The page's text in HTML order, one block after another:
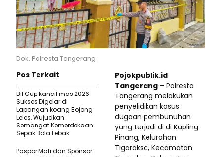
Dok. Polresta Tangerang
Pojokpublik.id
Tangerang – Polresta
Tangerang melakukan
penyelidikan kasus
dugaan pembunuhan
yang terjadi di di Kapling
Pinang, Kelurahan
Tigaraksa, Kecamatan
Pos Terkait
Bil Cup kancil mas 2026
Sukses Digelar di
Lapangan koang Bojong
Leles, Wujudkan
Semangat Kemerdekaan
Sepak Bola Lebak
Paspor Mati dan Sponsor